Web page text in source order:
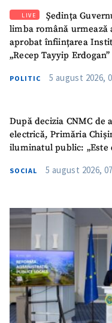
LIVE
Ședința
limba română urmează
aprobat înființarea
„Recep Tayyip Erdogan”
POLITIC 5 august 2026,
După decizia CNMC de
electrică, Primăria
iluminatul public: „Este
SOCIAL 5 august 2026,